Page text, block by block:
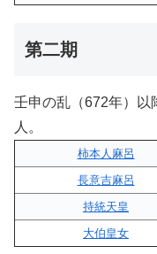
第二期
壬申の乱（672年）以
人。
柿本人麻呂
長意吉麻呂
持統天皇
大伯皇女